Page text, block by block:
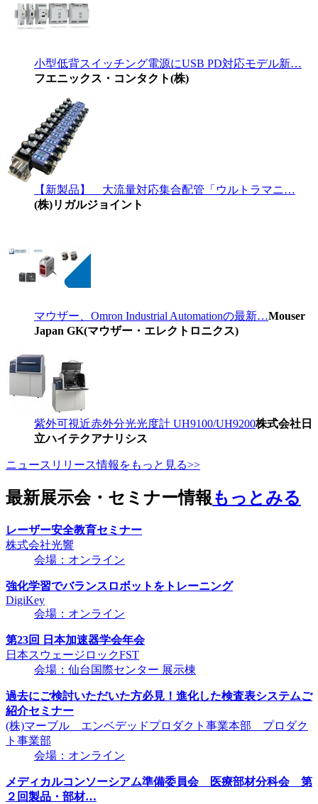
小型低背スイッチング電源にUSB PD対応モデル新…
フエニックス・コンタクト(株)
【新製品】 大流量対応集合配管「ウルトラマニ…
(株)リガルジョイント
マウザー、Omron Industrial Automationの最新…Mouser
Japan GK(マウザー・エレクトロニクス)
紫外可視近赤外分光光度計 UH9100/UH9200株式会社日
立ハイテクアナリシス
ニュースリリース情報をもっと見る>>
最新展示会・セミナー情報もっとみる
レーザー安全教育セミナー
株式会社光響
会場：オンライン
強化学習でバランスロボットをトレーニング
DigiKey
会場：オンライン
第23回 日本加速器学会年会
日本スウェージロックFST
会場：仙台国際センター 展示棟
過去にご検討いただいた方必見！進化した検査表システムご
紹介セミナー
(株)マーブル エンベデッドプロダクト事業本部 プロダク
ト事業部
会場：オンライン
メディカルコンソーシアム準備委員会 医療部材分科会 第
２回製品・部材…